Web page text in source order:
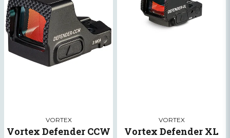
VORTEX
Vortex Defender CCW
VORTEX
Vortex Defender XL